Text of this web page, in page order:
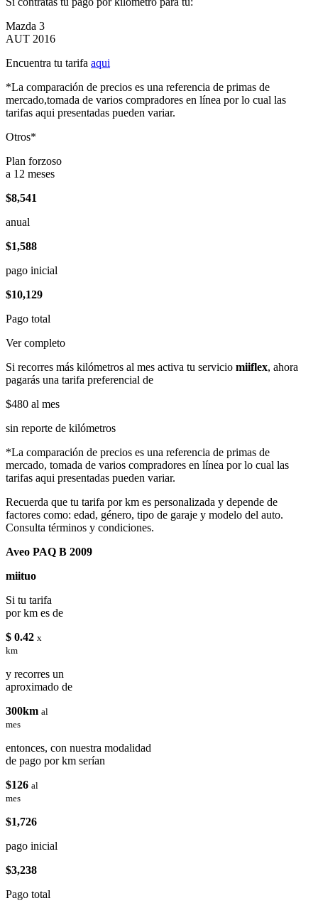
Mazda 3
AUT 2016
Encuentra tu tarifa aqui
*La comparación de precios es una referencia de primas de
mercado,tomada de varios compradores en línea por lo cual las
tarifas aqui presentadas pueden variar.
Otros*
Plan forzoso
a 12 meses
$8,541
anual
$1,588
pago inicial
$10,129
Pago total
Ver completo
Si recorres más kilómetros al mes activa tu servicio miiflex, ahora
pagarás una tarifa preferencial de
$480 al mes
sin reporte de kilómetros
*La comparación de precios es una referencia de primas de
mercado, tomada de varios compradores en línea por lo cual las
tarifas aqui presentadas pueden variar.
Recuerda que tu tarifa por km es personalizada y depende de
factores como: edad, género, tipo de garaje y modelo del auto.
Consulta términos y condiciones.
Aveo PAQ B 2009
miituo
Si tu tarifa
por km es de
$ 0.42 x
km
y recorres un
aproximado de
300km al
mes
entonces, con nuestra modalidad
de pago por km serían
$126 al
mes
$1,726
pago inicial
$3,238
Pago total